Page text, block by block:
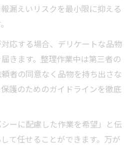
漏えいリスクを最小限に抑える
応する場合、デリケートな品物
きます。整理作業中は第三者の
者の同意なく品物を持ち出さな
護のためのガイドラインを徹底
ーに配慮した作業を希望」と伝
て任せることができます。万が